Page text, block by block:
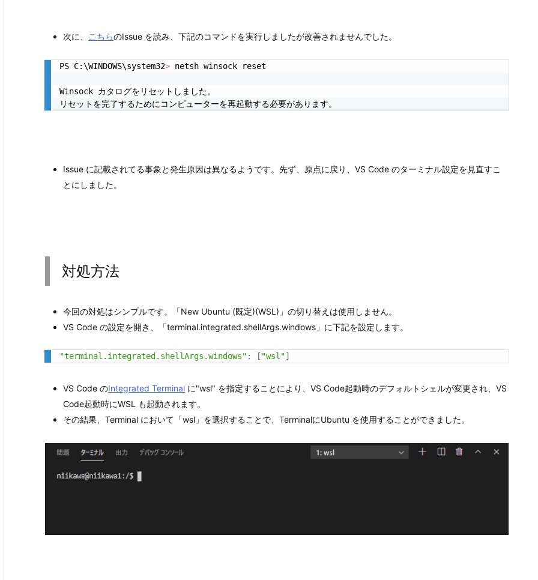
次に、 こちらのIssue を読み、下記のコマンドを実行しましたが改善されませんでした。
PS C:\WINDOWS\system32> netsh winsock reset
Winsock カタログをリセットしました。
Issue に記載されてる事象と発生原因は異なるようです。先ず、原点に戻り、VS Code のターミナル設定を見直すこ
とにしました。
対処方法
今回の対処はシンプルです。「New Ubuntu (既定)(WSL)」の切り替えは使用しません。
VS Code の設定を開き、「terminal.integrated.shellArgs.windows」に下記を設定します。
"terminal.integrated.shellArgs.windows" : [ "wsl"]
VS Code のIntegrated Terminal に"wsl" を指定することにより、VS Code起動時のデフォルトシェルが変更され、VS
Code起動時にWSL も起動されます。
その結果、Terminal において「wsl」を選択することで、TerminalにUbuntu を使用することができました。